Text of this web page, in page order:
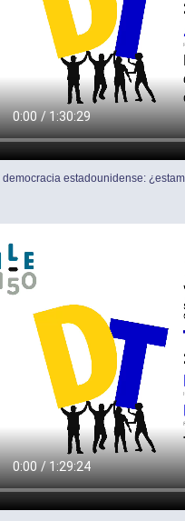
democracia estadounidense: